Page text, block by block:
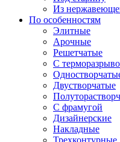
Из
По особенностям
Элитные
Арочные
Решетчатые
С
Двустворчатые
С фрамугой
Дизайнерские
Накладные
Трехконтурные